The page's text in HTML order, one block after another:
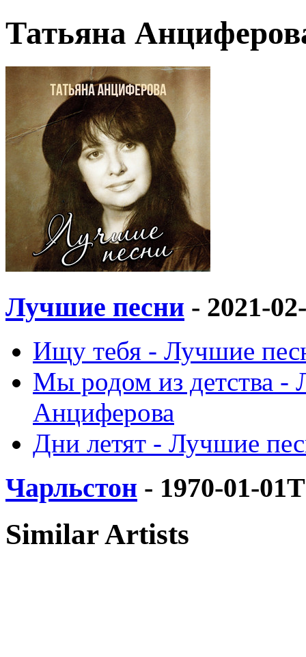
Татьяна
Лучшие песни - 2021-
Ищу тебя - Лучшие
Мы родом из детства -
Анциферова
Дни летят - Лучшие
Чарльстон - 1970-01-
Similar Artists